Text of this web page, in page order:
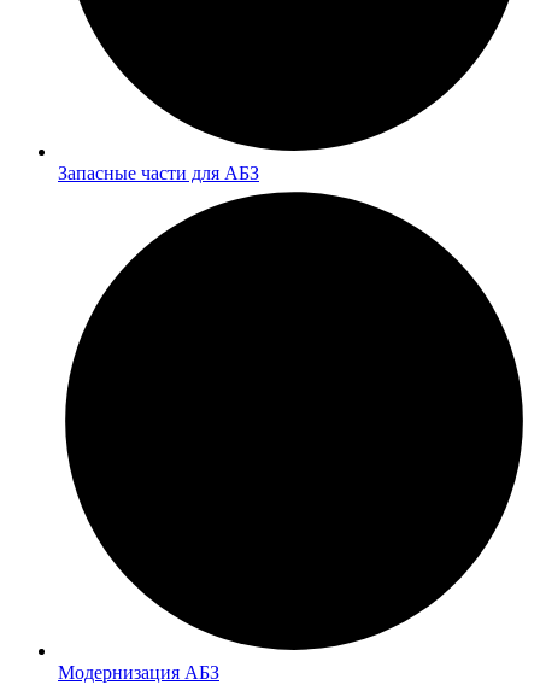
Запасные части для АБЗ
Модернизация АБЗ